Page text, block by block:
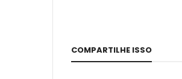
COMPARTILHE ISSO